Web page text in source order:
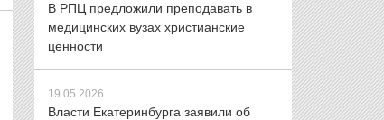
В РПЦ предложили преподавать в
медицинских вузах христианские
ценности
19.05.2026
Власти Екатеринбурга заявили об